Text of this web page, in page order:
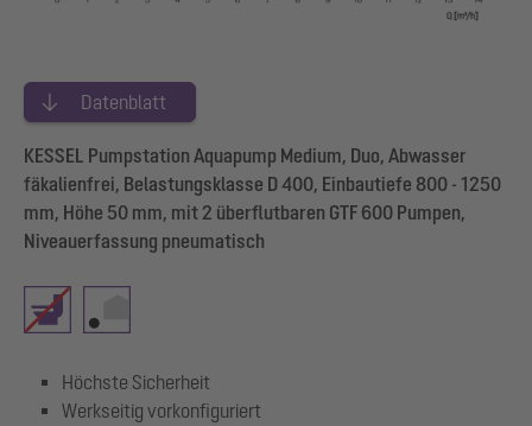
Datenblatt
KESSEL Pumpstation Aquapump Medium, Duo, Abwasser
fäkalienfrei, Belastungsklasse D 400, Einbautiefe 800 - 1250
mm, Höhe 50 mm, mit 2 überflutbaren GTF 600 Pumpen,
Niveauerfassung pneumatisch
Höchste Sicherheit
Werkseitig vorkonfiguriert